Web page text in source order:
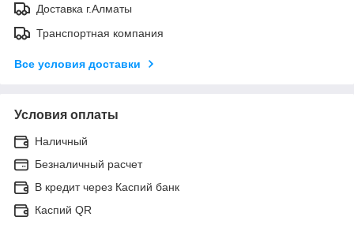
Доставка г.Алматы
Транспортная компания
Все условия доставки
Условия оплаты
Наличный
Безналичный расчет
В кредит через Каспий банк
Каспий QR